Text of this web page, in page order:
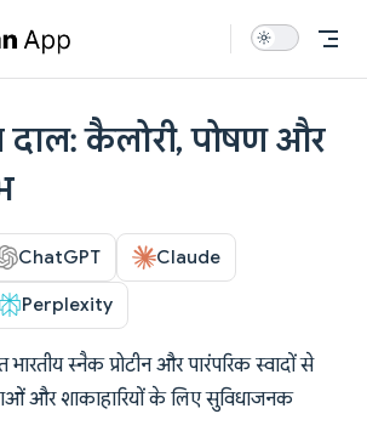
दाल: कैलोरी, पोषण और
ChatGPT Claude
Perplexity
स्नैक प्रोटीन और पारंपरिक स्वादों से
और शाकाहारियों के लिए सुविधाजनक